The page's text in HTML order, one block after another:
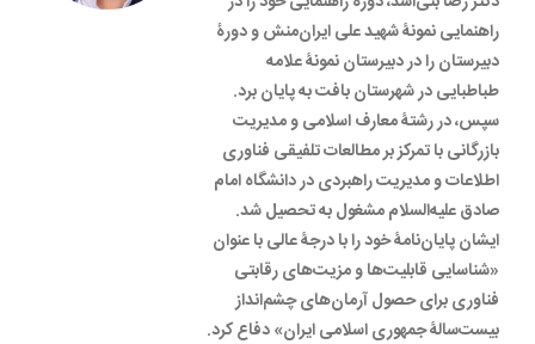
راهنمایی نمونۀ شهید علی ایران‌منش و دورۀ
دبیرستان را در دبیرستان نمونۀ علامه
طباطبایی در شهرستان بافت به پایان برد.
سپس، در رشتۀ معارف اسلامی و مدیریت
بازرگانی با تمرکز بر مطالعات تلفیقی فناوری
اطلاعات و مدیریت راهبردی در دانشگاه امام
صادق علیه‌السلام مشغول به تحصیل شد.
ایشان پایان‌نامۀ خود را با درجۀ عالی با عنوان
«شناسایی قابلیت‌ها و مزیت‌های رقابتی
فناوری برای حصول آرمان‌های چشم‌انداز
بیست‌سالۀ جمهوری اسلامی ایران» دفاع کرد.